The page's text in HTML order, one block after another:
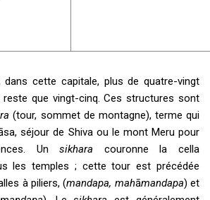
dans cette capitale, plus de quatre-vingt
reste que vingt-cinq. Ces structures sont
(tour, sommet de montagne), terme qui
séjour de Shiva ou le mont Meru pour
Unsikhara couronne la cella
les temples ; cette tour est précédée
à piliers, (mandapa, mahāmandapa) et